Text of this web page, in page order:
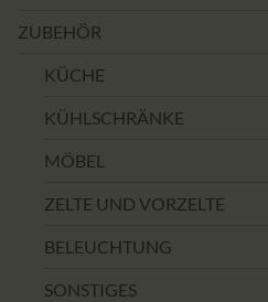
ZUBEHÖR
KÜCHE
KÜHLSCHRÄNKE
MÖBEL
ZELTE UND VORZELTE
BELEUCHTUNG
SONSTIGES